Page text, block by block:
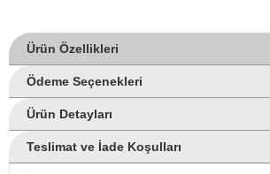
Ürün Özellikleri
Ödeme Seçenekleri
Ürün Detayları
Teslimat ve İade Koşulları